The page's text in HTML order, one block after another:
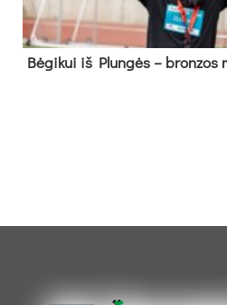
Bė­gi­kui iš Plun­gės – bron­zos